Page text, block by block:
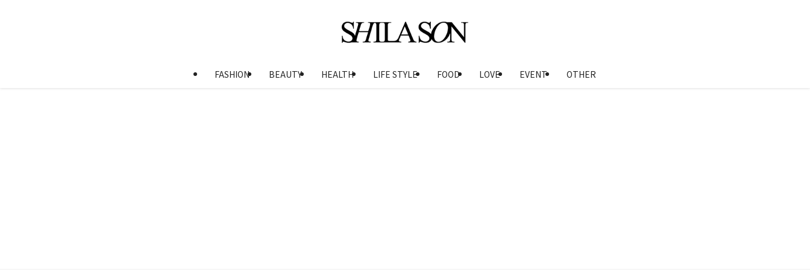
FASHION BEAUTY HEALTH LIFE STYLE FOOD LOVE EVENT OTHER